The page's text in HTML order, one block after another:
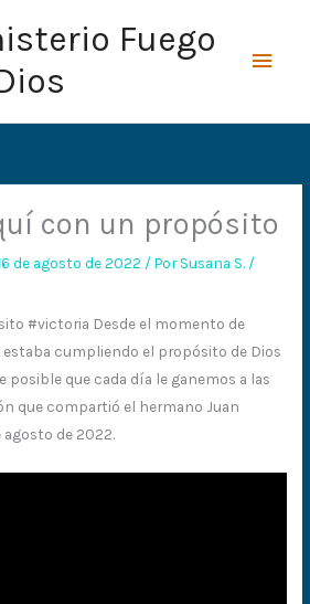
Fuego
con un propósito
de agosto de 2022 / PorSusana S. /
#victoria Desde el momento de
cumpliendo el propósito de Dios
posible que cada día le ganemos a las
que compartió el hermano Juan
agosto de 2022.